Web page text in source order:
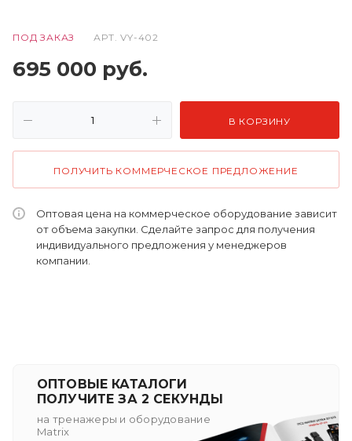
ПОД ЗАКАЗ АРТ.VY-402
695 000 руб.
В КОРЗИНУ
ПОЛУЧИТЬ КОММЕРЧЕСКОЕ ПРЕДЛОЖЕНИЕ
Оптовая цена на коммерческое оборудование зависит
от объема закупки. Сделайте запрос для получения
индивидуального предложения у менеджеров
компании.
ОПТОВЫЕ КАТАЛОГИ
ПОЛУЧИТЕ ЗА 2 СЕКУНДЫ
на тренажеры и оборудование
Matrix